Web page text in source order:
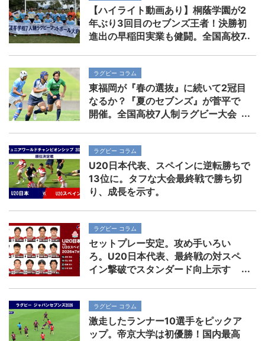
【ハイライト動画あり】桐蔭学園が2
年ぶり3回目のセブンズ王者！決勝初
進出の早稲田実業も健闘。全国高校7
ラグビー コラム
東福岡が『春の選抜』に続いて2冠目
なるか？『夏のセブンズ』が菅平で
開催。全国高校7人制ラグビー大会
ラグビー コラム
U20日本代表、スペインに逆転勝ちで
13位に。タフな大会最終戦で勝ち切
り、成長を示す。
ラグビー コラム
セットプレー安定。攻め手いろい
ろ。U20日本代表、最終戦の対スペ
イン撃破でスタンダード向上示す
ラグビー コラム
激走したランナー10選手をピックア
ップ。帝京大学は初優勝！国内最高